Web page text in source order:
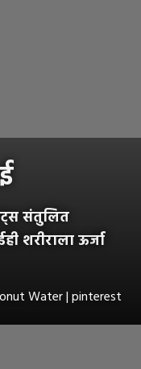
संतुलित
शरीराला ऊर्जा
Water | pinterest